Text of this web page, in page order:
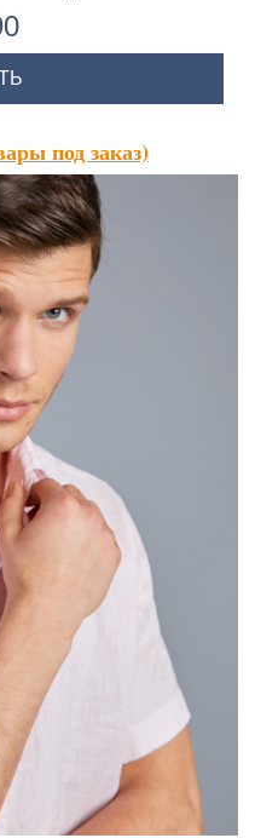
под заказ)